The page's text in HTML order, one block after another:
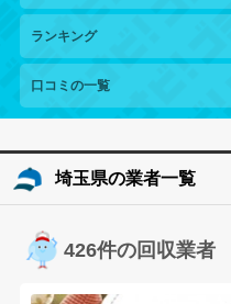
ランキング
口コミの一覧
埼玉県の業者一覧
426件の回収業者